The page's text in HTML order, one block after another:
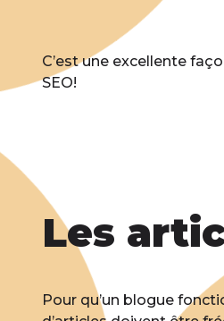
C’est une excellente
SEO!
Les
Pour qu’un blogue